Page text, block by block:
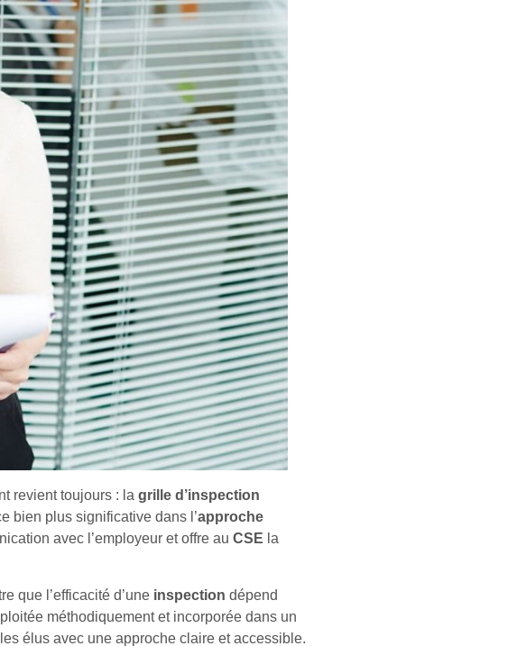
revient toujours : la grille d’inspection
bien plus significative dans l’approche
avec l’employeur et offre au CSE la
que l’efficacité d’une inspection dépend
méthodiquement et incorporée dans un
élus avec une approche claire et accessible.